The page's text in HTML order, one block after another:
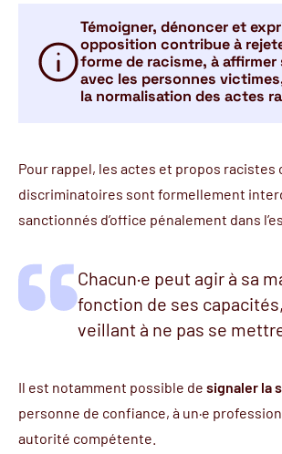
Témoigner, dénoncer et
opposition contribue à
forme de racisme, à
avec les personnes
la normalisation des actes
Pour rappel, les actes et propos racistes
discriminatoires sont formellement
sanctionnés d’office pénalement dans
Chacun·e peut agir à sa
fonction de ses
veillant à ne pas se
Il est notamment possible de signaler la
personne de confiance, à un·e
autorité compétente.